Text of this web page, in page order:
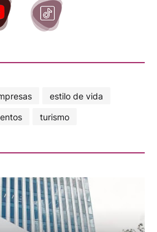
estilo de vida
turismo